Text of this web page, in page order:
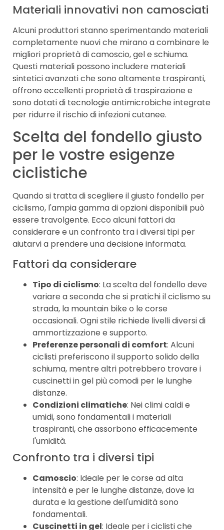
Materiali innovativi non camosciati
Alcuni produttori stanno sperimentando materiali
completamente nuovi che mirano a combinare le
migliori proprietà di camoscio, gel e schiuma.
Questi materiali possono includere materiali
sintetici avanzati che sono altamente traspiranti,
offrono eccellenti proprietà di traspirazione e
sono dotati di tecnologie antimicrobiche integrate
per ridurre il rischio di infezioni cutanee.
Scelta del fondello giusto
per le vostre esigenze
ciclistiche
Quando si tratta di scegliere il giusto fondello per
ciclismo, l'ampia gamma di opzioni disponibili può
essere travolgente. Ecco alcuni fattori da
considerare e un confronto tra i diversi tipi per
aiutarvi a prendere una decisione informata.
Fattori da considerare
Tipo di ciclismo: La scelta del fondello deve
variare a seconda che si pratichi il ciclismo su
strada, la mountain bike o le corse
occasionali. Ogni stile richiede livelli diversi di
ammortizzazione e supporto.
Preferenze personali di comfort: Alcuni
ciclisti preferiscono il supporto solido della
schiuma, mentre altri potrebbero trovare i
cuscinetti in gel più comodi per le lunghe
distanze.
Condizioni climatiche: Nei climi caldi e
umidi, sono fondamentali i materiali
traspiranti, che assorbono efficacemente
l'umidità.
Confronto tra i diversi tipi
Camoscio: Ideale per le corse ad alta
intensità e per le lunghe distanze, dove la
durata e la gestione dell'umidità sono
fondamentali.
Cuscinetti in gel: Ideale per i ciclisti che